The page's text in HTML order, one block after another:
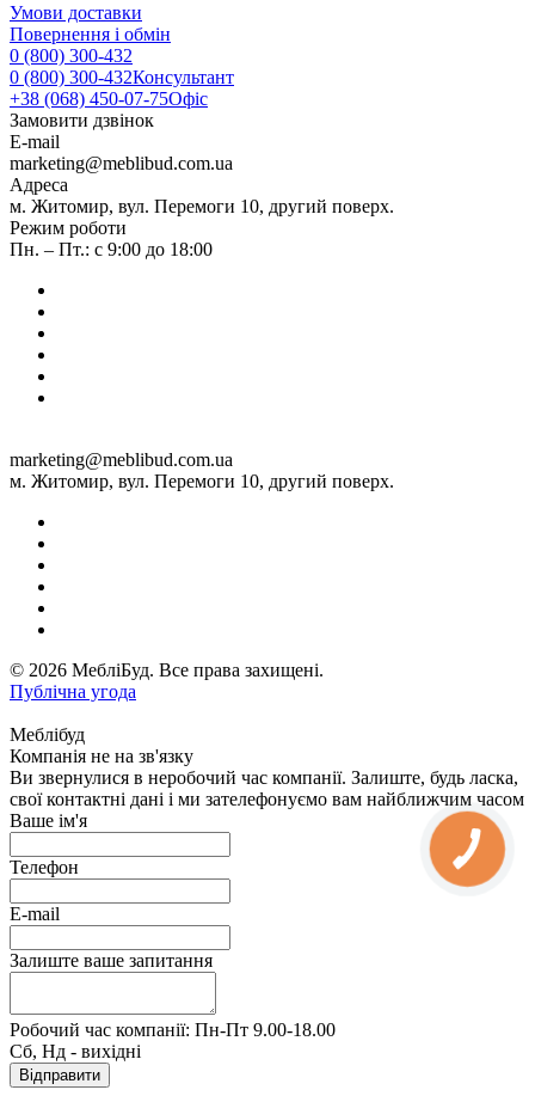
Умови доставки
Повернення і обмін
0 (800) 300-432
0 (800) 300-432Консультант
+38 (068) 450-07-75Офіс
Замовити дзвінок
E-mail
marketing@meblibud.com.ua
Адреса
м. Житомир, вул. Перемоги 10, другий поверх.
Режим роботи
Пн. – Пт.: с 9:00 до 18:00
marketing@meblibud.com.ua
м. Житомир, вул. Перемоги 10, другий поверх.
© 2026 МебліБуд. Все права захищені.
Публічна угода
Меблібуд
Компанія не на зв'язку
Ви звернулися в неробочий час компанії. Залиште, будь ласка,
свої контактні дані і ми зателефонуємо вам найближчим часом
Ваше ім'я
Телефон
E-mail
Залиште ваше запитання
Робочий час компанії: Пн-Пт 9.00-18.00
Сб, Нд - вихідні